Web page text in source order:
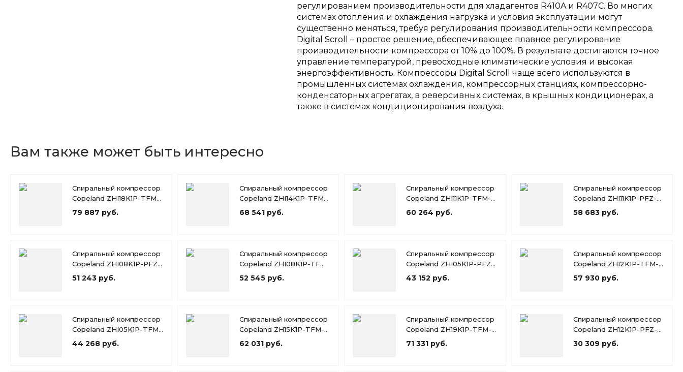
регулированием производительности для хладагентов R410A и R407C. Во многих
системах отопления и охлаждения нагрузка и условия эксплуатации могут
существенно меняться, требуя регулирования производительности компрессора.
Digital Scroll – простое решение, обеспечивающее плавное регулирование
производительности компрессора от 10% до 100%. В результате достигаются точное
управление температурой, превосходные климатические условия и высокая
энергоэффективность. Компрессоры Digital Scroll чаще всего используются в
промышленных системах охлаждения, компрессорных станциях, компрессорно-
конденсаторных агрегатах, в реверсивных системах, в крышных кондиционерах, а
также в системах кондиционирования воздуха.
Вам также может быть интересно
Спиральный компрессор
Copeland ZHI18K1P-TFM-
426
79 887 руб.
Спиральный компрессор
Copeland ZHI14K1P-TFM-
526
68 541 руб.
Спиральный компрессор
Copeland ZHI11K1P-TFM-
426
60 264 руб.
Спиральный компрессор
Copeland ZHI11K1P-PFZ-
526
58 683 руб.
Спиральный компрессор
Copeland ZHI08K1P-PFZ-
526
51 243 руб.
Спиральный компрессор
Copeland ZHI08K1P-TFM-
426
52 545 руб.
Спиральный компрессор
Copeland ZHI05K1P-PFZ-
526
43 152 руб.
Спиральный компрессор
Copeland ZH12K1P-TFM-
424
57 930 руб.
Спиральный компрессор
Copeland ZHI05K1P-TFM-
426
44 268 руб.
Спиральный компрессор
Copeland ZH15K1P-TFM-
424
62 031 руб.
Спиральный компрессор
Copeland ZH19K1P-TFM-
424
71 331 руб.
Спиральный компрессор
Copeland ZH12K1P-PFZ-
424
30 309 руб.